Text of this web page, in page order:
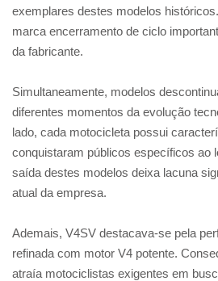
exemplares destes modelos
marca encerramento de ciclo
da fabricante.
Simultaneamente, modelos
diferentes momentos da evolução
lado, cada motocicleta possui
conquistaram públicos específicos ao
saída destes modelos deixa lacuna
atual da empresa.
Ademais, V4SV destacava-se pela
refinada com motor V4 potente.
atraía motociclistas exigentes em